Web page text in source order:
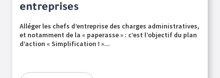
entreprises
Alléger les chefs d’entreprise des charges administratives,
et notamment de la « paperasse » : c’est l’objectif du plan
d’action « Simplification ! »...